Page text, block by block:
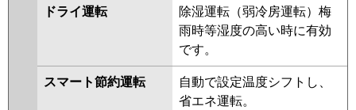
ACEB11237X RCSB11233X
RCSB11233M ACEB11287M
ACEB11287X
三菱電機 PCZX-HRMP112K5 PCZX-
HRMP112KL5 PCZX-
ドライ運転
除湿運転（弱冷房運転）梅
雨時等湿度の高い時に有効
です。
スマート節約運転
自動で設定温度シフトし、
省エネ運転。